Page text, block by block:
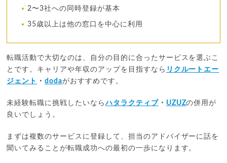
2〜3社への同時登録が基本
35歳以上は他の窓口を中心に利用
転職活動で大切なのは、自分の目的に合ったサービスを選ぶこ
とです。キャリアや年収のアップを目指すなら リクルートエー
ジェント
・dodaがおすすめです。
未経験転職に挑戦したいならハタラクティブ ・ UZUZの併用が
良いでしょう。
まずは複数のサービスに登録して、担当のアドバイザーに話を
聞いてみることが転職成功への最初の一歩になります。